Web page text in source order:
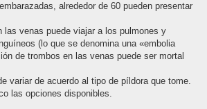
alrededor de 60 pueden presentar
las venas puede viajar a los pulmones y
(lo que se denomina una «embolia
de trombos en las venas puede ser mortal
variar de acuerdo al tipo de píldora que tome.
las opciones disponibles.